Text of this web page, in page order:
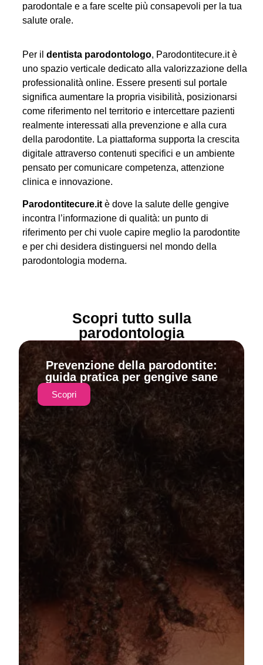
parodontale e a fare scelte più consapevoli per la tua
salute orale.
Per ildentista parodontologo, Parodontitecure.it è
uno spazio verticale dedicato alla valorizzazione della
professionalità online. Essere presenti sul portale
significa aumentare la propria visibilità, posizionarsi
come riferimento nel territorio e intercettare pazienti
realmente interessati alla prevenzione e alla cura
della parodontite. La piattaforma supporta la crescita
digitale attraverso contenuti specifici e un ambiente
pensato per comunicare competenza, attenzione
clinica e innovazione.
Parodontitecure.it è dove la salute delle gengive
incontra l’informazione di qualità: un punto di
riferimento per chi vuole capire meglio la parodontite
e per chi desidera distinguersi nel mondo della
parodontologia moderna.
Scopri tutto sulla
parodontologia
Prevenzione della parodontite:
guida pratica per gengive sane
Scopri